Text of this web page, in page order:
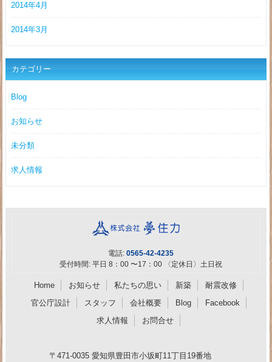
2014年4月
2014年3月
カテゴリー
Blog
お知らせ
未分類
求人情報
電話:0565-42-4235
受付時間: 平日 8：00 〜17：00 〈定休日〉土日祝
Home お知らせ 私たちの思い 新築
耐震改修
官公庁設計
スタッフ 会社概要 Blog
Facebook
求人情報
お問合せ
〒471-0035 愛知県豊田市小坂町11丁目19番地